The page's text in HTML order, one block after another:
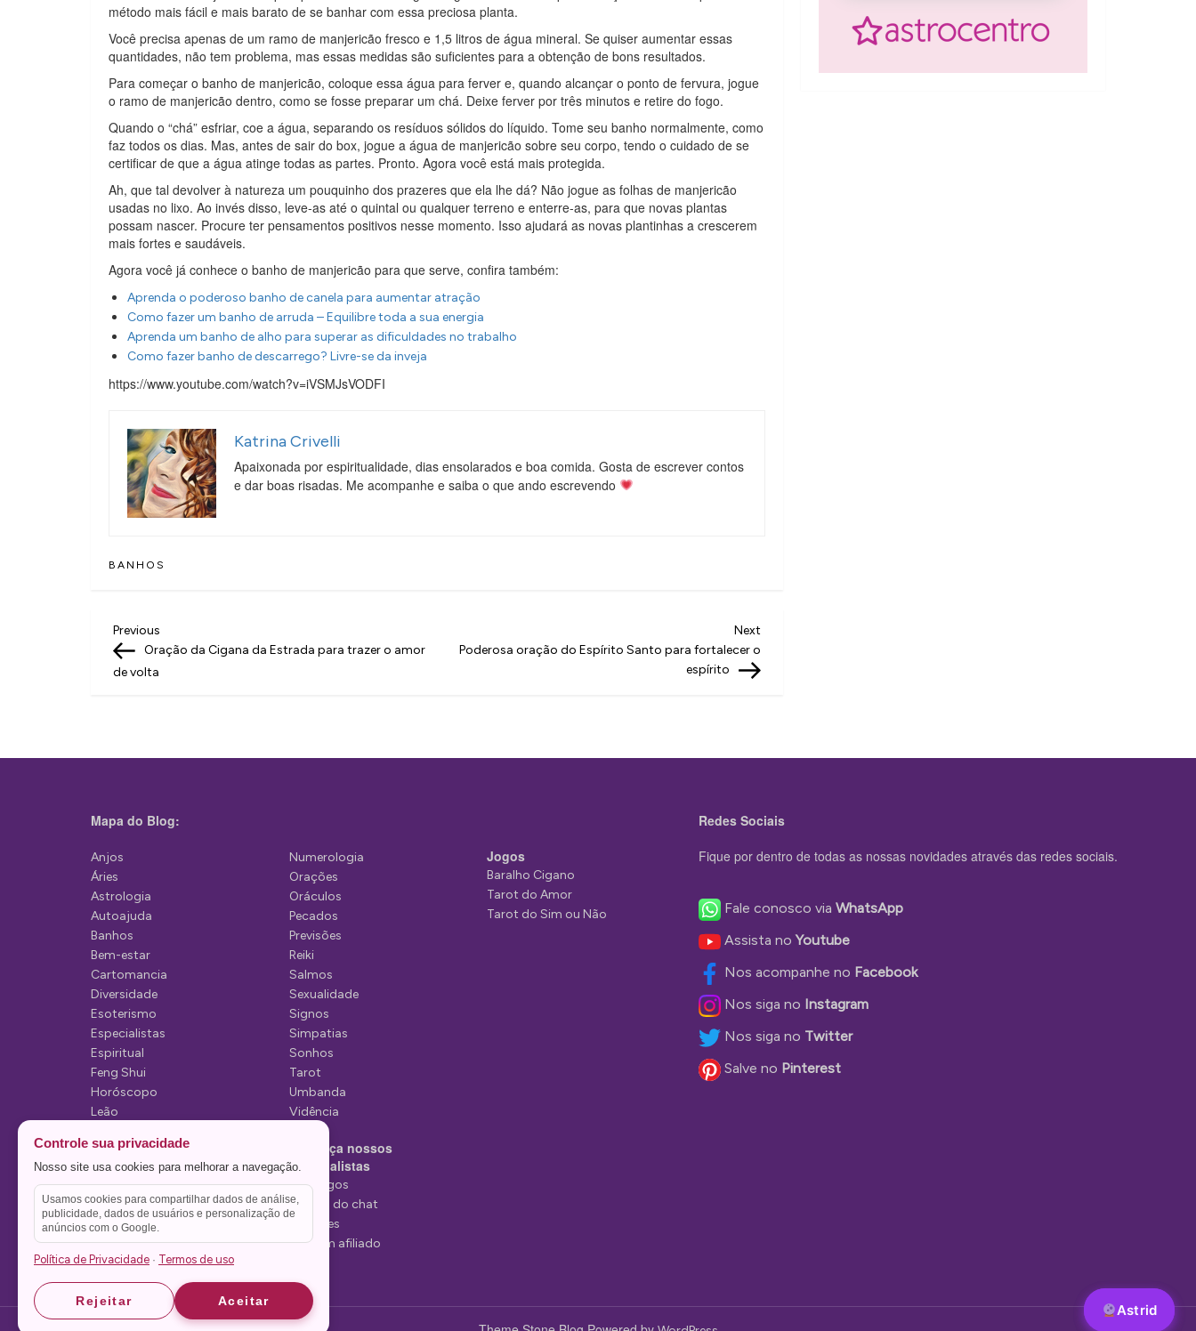
método mais fácil e mais barato de se banhar com essa preciosa planta.
Você precisa apenas de um ramo de manjericão fresco e 1,5 litros de água mineral. Se quiser aumentar essas
quantidades, não tem problema, mas essas medidas são suficientes para a obtenção de bons resultados.
Para começar o banho de manjericão, coloque essa água para ferver e, quando alcançar o ponto de fervura, jogue
o ramo de manjericão dentro, como se fosse preparar um chá. Deixe ferver por três minutos e retire do fogo.
Quando o “chá” esfriar, coe a água, separando os resíduos sólidos do líquido. Tome seu banho normalmente, como
faz todos os dias. Mas, antes de sair do box, jogue a água de manjericão sobre seu corpo, tendo o cuidado de se
certificar de que a água atinge todas as partes. Pronto. Agora você está mais protegida.
Ah, que tal devolver à natureza um pouquinho dos prazeres que ela lhe dá? Não jogue as folhas de manjericão
usadas no lixo. Ao invés disso, leve-as até o quintal ou qualquer terreno e enterre-as, para que novas plantas
possam nascer. Procure ter pensamentos positivos nesse momento. Isso ajudará as novas plantinhas a crescerem
mais fortes e saudáveis.
Agora você já conhece o banho de manjericão para que serve, confira também:
Aprenda o poderoso banho de canela para aumentar atração
Como fazer um banho de arruda – Equilibre toda a sua energia
Aprenda um banho de alho para superar as dificuldades no trabalho
Como fazer banho de descarrego? Livre-se da inveja
https://www.youtube.com/watch?v=iVSMJsVODFI
Katrina Crivelli
Apaixonada por espiritualidade, dias ensolarados e boa comida. Gosta de escrever contos
e dar boas risadas. Me acompanhe e saiba o que ando escrevendo
BANHOS
N
a
g
ç
o
d
e
P
o
s
t
Previous
Post
Previous
Oração da Cigana da Estrada para trazer o amor
de volta
Next
Poderosa oração do Espírito Santo para fortalecer o
espírito
Mapa do Blog:
Anjos
Áries
Astrologia
Autoajuda
Banhos
Bem-estar
Cartomancia
Diversidade
Esoterismo
Especialistas
Espiritual
Feng Shui
Horóscopo
Leão
Mediunidade
Mensagens
Numerologia
Orações
Oráculos
Pecados
Previsões
Reiki
Salmos
Sexualidade
Signos
Simpatias
Sonhos
Tarot
Umbanda
Vidência
Conheça nossos
Especialistas
Tarólogos
Estelas do chat
Videntes
Seja um afiliado
Jogos
Baralho Cigano
Tarot do Amor
Tarot do Sim ou Não
Redes Sociais
Fique por dentro de todas as nossas novidades através das redes sociais.
Fale conosco via WhatsApp
Assista noYoutube
Nos acompanhe no Facebook
Nos siga no Instagram
Nos siga no Twitter
Salve no Pinterest
Astrid
Astrid
Controle sua privacidade
Nosso site usa cookies para melhorar a navegação.
Usamos cookies para compartilhar dados de análise,
publicidade, dados de usuários e personalização de
anúncios com o Google.
Política de Privacidade · Termos de uso
Rejeitar Aceitar